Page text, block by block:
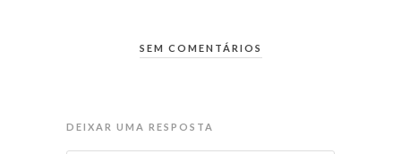
SEM COMENTÁRIOS
DEIXAR UMA RESPOSTA